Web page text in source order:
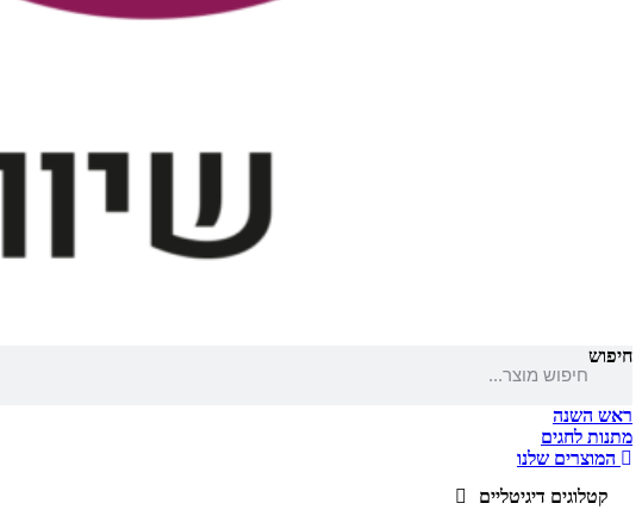
חיפוש
ראש השנה
מתנות לחגים
המוצרים שלנו
קטלוגים דיגיטליים